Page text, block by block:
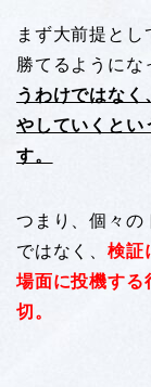
まず大前提とし
勝てるようにな
うわけではなく
やしていくとい
す。
つまり、個々の
ではなく、 検証
場面に投機する
切。